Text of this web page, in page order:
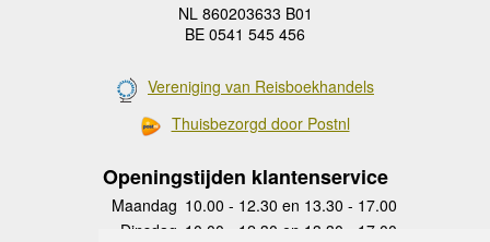
NL 860203633 B01
BE 0541 545 456
Vereniging van Reisboekhandels
Thuisbezorgd door Postnl
Openingstijden klantenservice
Maandag 10.00 - 12.30 en 13.30 - 17.00
Dinsdag 10.00 - 12.30 en 13.30 - 17.00